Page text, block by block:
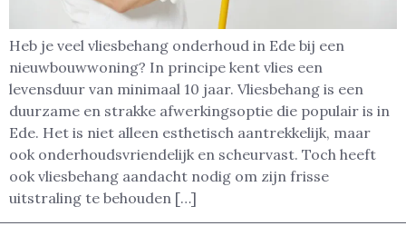
Heb je veel vliesbehang onderhoud in Ede bij een
nieuwbouwwoning? In principe kent vlies een
levensduur van minimaal 10 jaar. Vliesbehang is een
duurzame en strakke afwerkingsoptie die populair is in
Ede. Het is niet alleen esthetisch aantrekkelijk, maar
ook onderhoudsvriendelijk en scheurvast. Toch heeft
ook vliesbehang aandacht nodig om zijn frisse
uitstraling te behouden […]